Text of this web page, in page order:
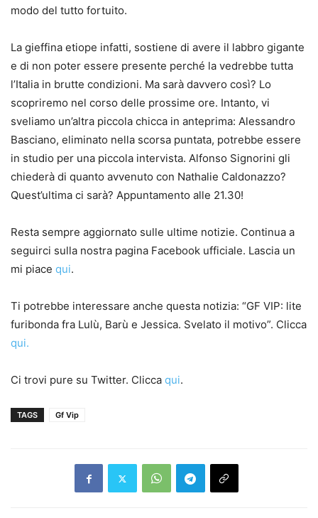
modo del tutto fortuito.
La gieffina etiope infatti, sostiene di avere il labbro gigante
e di non poter essere presente perché la vedrebbe tutta
l’Italia in brutte condizioni. Ma sarà davvero così? Lo
scopriremo nel corso delle prossime ore. Intanto, vi
sveliamo un’altra piccola chicca in anteprima: Alessandro
Basciano, eliminato nella scorsa puntata, potrebbe essere
in studio per una piccola intervista. Alfonso Signorini gli
chiederà di quanto avvenuto con Nathalie Caldonazzo?
Quest’ultima ci sarà? Appuntamento alle 21.30!
Resta sempre aggiornato sulle ultime notizie. Continua a
seguirci sulla nostra pagina Facebook ufficiale. Lascia un
mi piace qui.
Ti potrebbe interessare anche questa notizia: “GF VIP: lite
furibonda fra Lulù, Barù e Jessica. Svelato il motivo”. Clicca
qui.
Ci trovi pure su Twitter. Clicca qui.
TAGS Gf Vip